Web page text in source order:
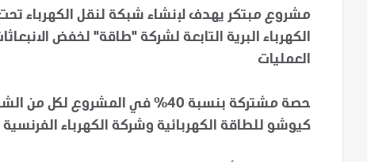
مشروع مبتكر يهدف لإنشاء شبكة لنقل الكهرباء
الكهرباء البرية التابعة لشركة "طاقة" لخفض
العمليات
حصة مشتركة بنسبة 40% في
كيوشو للطاقة الكهربائية وشركة الكهرباء